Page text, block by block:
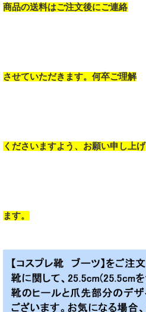
商品の送料はご注文後にご連絡
させていただきます。何卒ご理解
くださいますよう、お願い申し上げ
ます。